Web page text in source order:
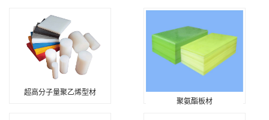
超高分子量聚乙烯型材
聚氨酯板材